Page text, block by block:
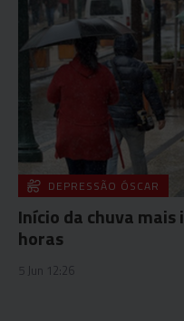
DEPRESSÃO ÓSCAR
Início da chuva
horas
5 Jun 12:26